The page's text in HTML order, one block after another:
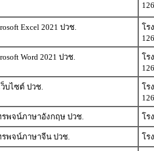
126
Excel 2021 ปวช.
โร
126
Word 2021 ปวช.
โร
126
บไซต์ ปวช.
โร
126
พจน์ภาษาอังกฤษ ปวช.
โร
พจน์ภาษาจีน ปวช.
โร